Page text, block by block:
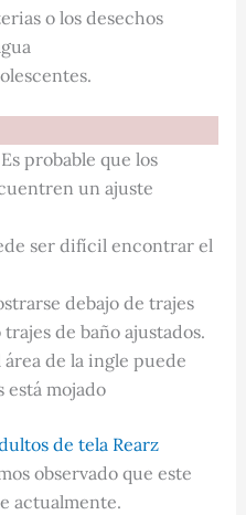
o los desechos
probable que los
un ajuste
ser difícil encontrar el
debajo de trajes
de baño ajustados.
de la ingle puede
está mojado
de tela Rearz
observado que este
actualmente.